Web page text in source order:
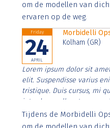
om de modellen van
ervaren op de weg.
Friday
24
APRIL
Morbidelli
Kolham (GR)
Lorem ipsum dolor sit
elit. Suspendisse varius
tristique. Duis cursus, mi
interdum nulla, ut
Aenean faucibus nibh et
imperdiet. Nunc ut sem
Tijdens de Morbidelli